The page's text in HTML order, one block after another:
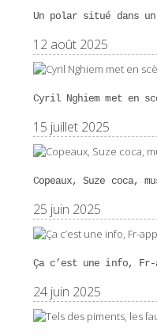
Un polar situé dans
12 août 2025
Cyril Nghiem met en
15 juillet 2025
Copeaux, Suze coca,
25 juin 2025
Ça c’est une info, Fr-
24 juin 2025